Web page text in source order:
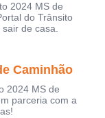
2024 MS de
do Trânsito
de casa.
Caminhão
2024 MS de
parceria com a